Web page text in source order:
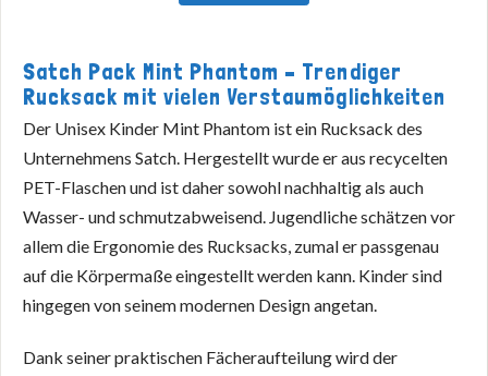
Satch Pack Mint Phantom – Trendiger
Rucksack mit vielen Verstaumöglichkeiten
Der Unisex Kinder Mint Phantom ist ein Rucksack des
Unternehmens Satch. Hergestellt wurde er aus recycelten
PET-Flaschen und ist daher sowohl nachhaltig als auch
Wasser- und schmutzabweisend. Jugendliche schätzen vor
allem die Ergonomie des Rucksacks, zumal er passgenau
auf die Körpermaße eingestellt werden kann. Kinder sind
hingegen von seinem modernen Design angetan.
Dank seiner praktischen Fächeraufteilung wird der